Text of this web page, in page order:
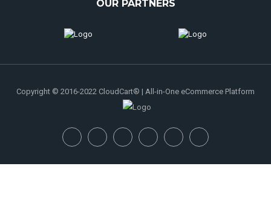
OUR PARTNERS
Copyright © 2016-2022 CloudCart® | All-in-One eCommerce Platform